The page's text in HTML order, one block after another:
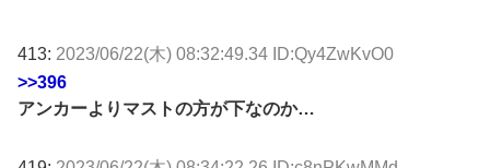
413: 2023/06/22(木) 08:32:49.34 ID:Qy4ZwKvO0
>>396
アンカーよりマストの方が下なのか…